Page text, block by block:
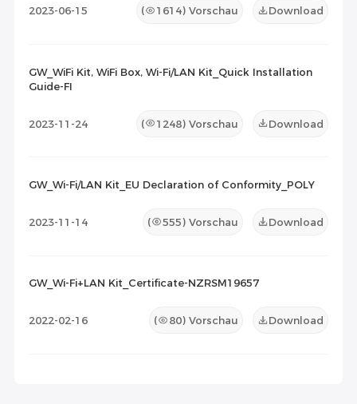
2023-06-15 ( 1614) Vorschau Download
GW_WiFi Kit, WiFi Box, Wi-Fi/LAN Kit_Quick Installation
Guide-FI
2023-11-24 ( 1248) Vorschau Download
GW_Wi-Fi/LAN Kit_EU Declaration of Conformity_POLY
2023-11-14 ( 555) Vorschau Download
GW_Wi-Fi+LAN Kit_Certificate-NZRSM19657
2022-02-16 ( 80) Vorschau Download